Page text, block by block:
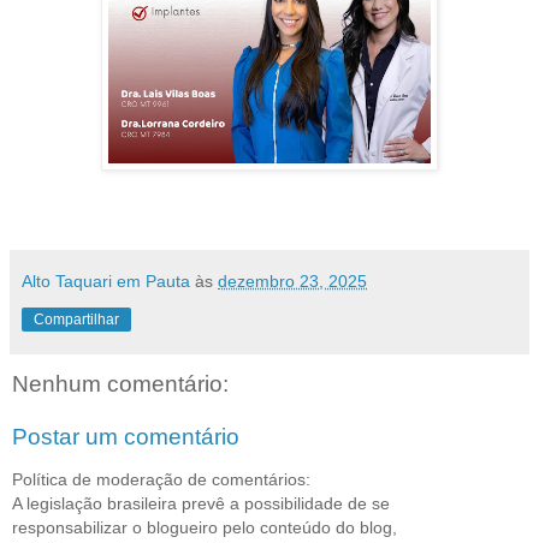
Alto Taquari em Pauta às dezembro 23, 2025
Compartilhar
Nenhum comentário:
Postar um comentário
Política de moderação de comentários:
A legislação brasileira prevê a possibilidade de se
responsabilizar o blogueiro pelo conteúdo do blog,